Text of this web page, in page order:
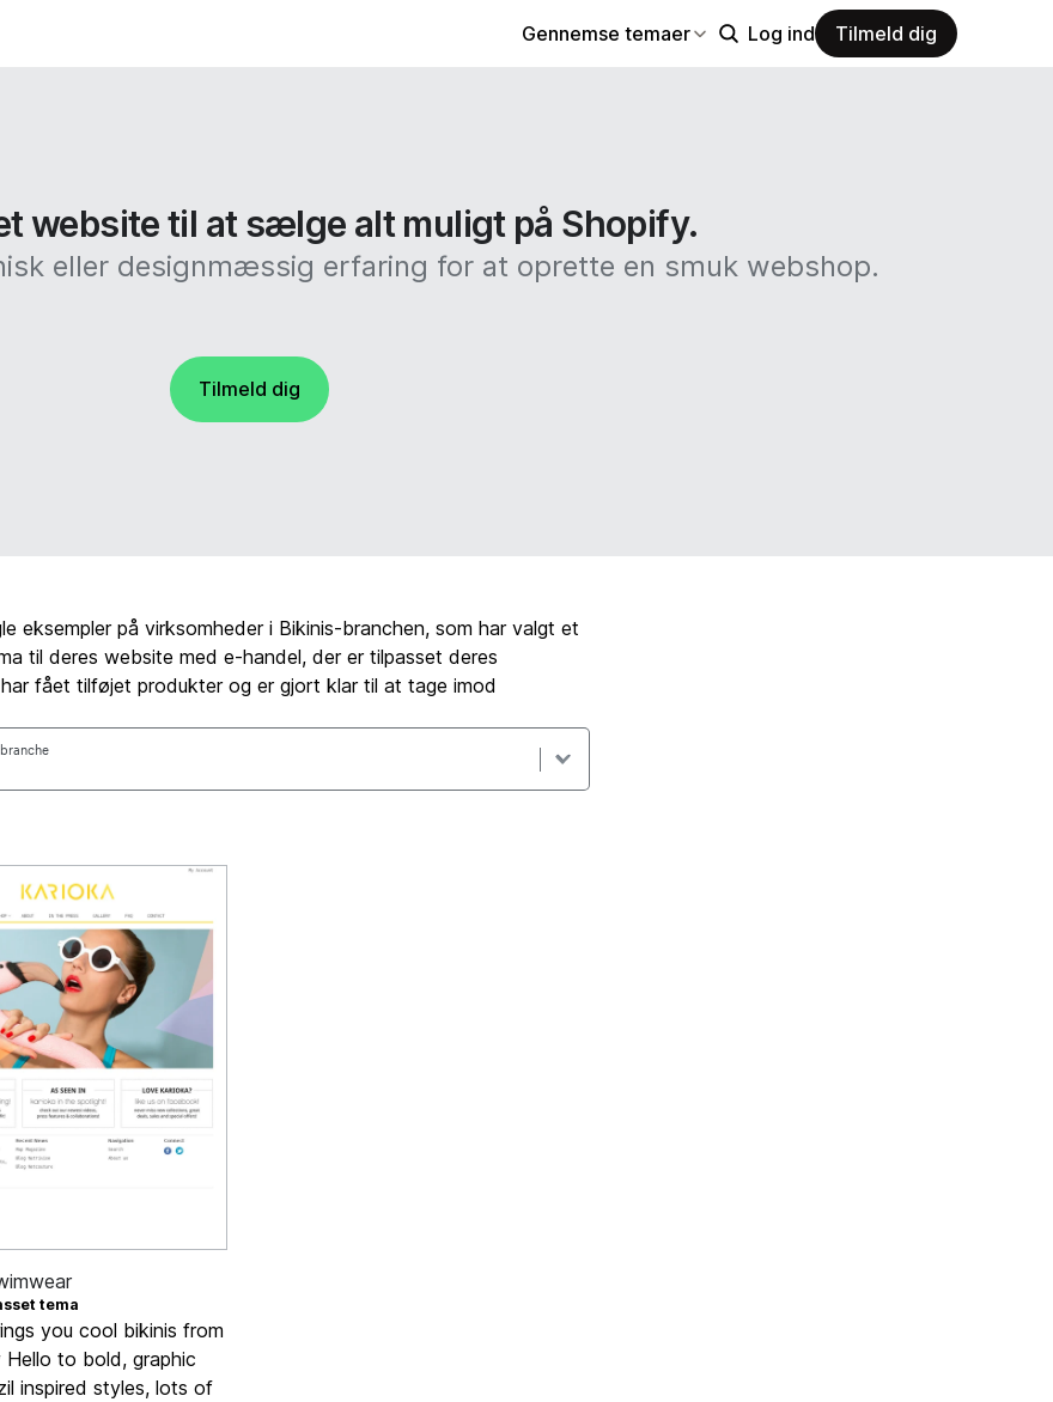
Gennemse temaer Log ind Tilmeld dig
website til at sælge alt muligt på Shopify.
eller designmæssig erfaring for at oprette en smuk webshop.
Tilmeld dig
eksempler på virksomheder i Bikinis-branchen, som har valgt et
til deres website med e-handel, der er tilpasset deres
fået tilføjet produkter og er gjort klar til at tage imod
tema
you cool bikinis from
Hello to bold, graphic
inspired styles, lots of